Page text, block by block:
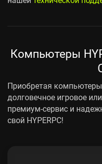
Компьютеры
Приобретая компьютеры
долговечное игровое
премиум-сервис и
свой HYPERPC!